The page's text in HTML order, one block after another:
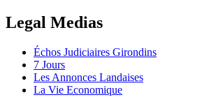
Legal Medias
Échos Judiciaires Girondins
7 Jours
Les Annonces Landaises
La Vie Economique